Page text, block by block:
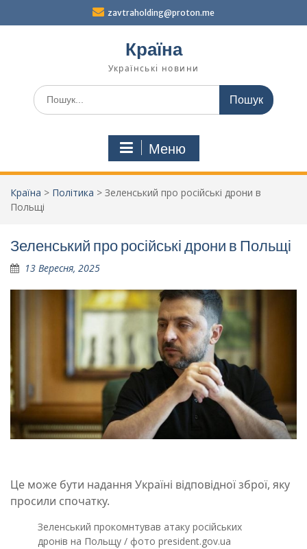
zavtraholding@proton.me
Країна
Українські новини
Шукати:
Меню
Країна > Політика > Зеленський про російські дрони в
Польщі
Зеленський про російські дрони в Польщі
13 Вересня, 2025
Це може бути надання Україні відповідної зброї, яку
просили спочатку.
Зеленський прокомнтував атаку російських
дронів на Польщу / фото president.gov.ua